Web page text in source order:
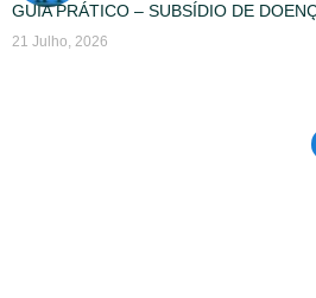
GUIA PRÁTICO – SUBSÍDIO DE
21 Julho, 2026